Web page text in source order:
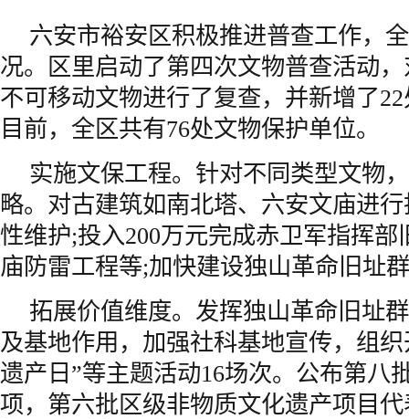
六安市裕安区积极推进普查工作，
况。区里启动了第四次文物普查活动
不可移动文物进行了复查，并新增了
目前，全区共有76处文物保护单位。
实施文保工程。针对不同类型文物
略。对古建筑如南北塔、六安文庙进
性维护;投入200万元完成赤卫军指挥部
庙防雷工程等;加快建设独山革命旧址
拓展价值维度。发挥独山革命旧址
及基地作用，加强社科基地宣传，组
遗产日”等主题活动16场次。公布第八
项，第六批区级非物质文化遗产项目